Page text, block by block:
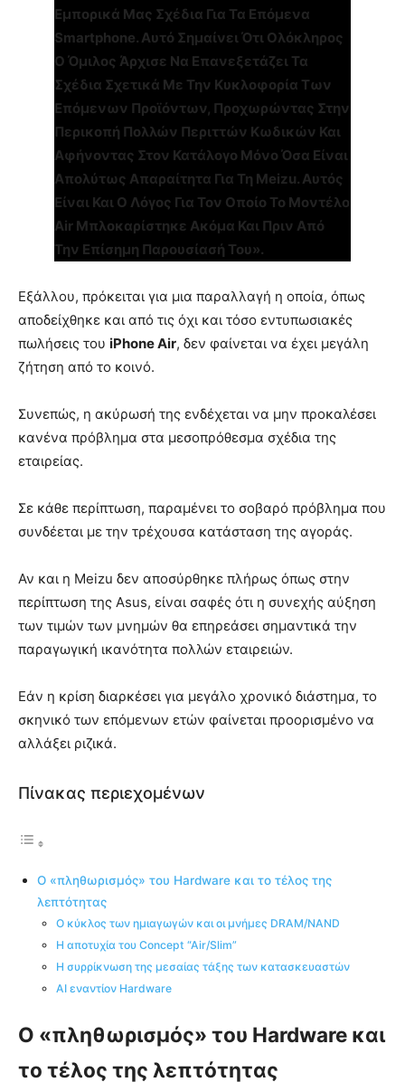
Εμπορικά Μας Σχέδια Για Τα Επόμενα
Smartphone. Αυτό Σημαίνει Ότι Ολόκληρος
Ο Όμιλος Άρχισε Να Επανεξετάζει Τα
Σχέδια Σχετικά Με Την Κυκλοφορία Των
Επόμενων Προϊόντων, Προχωρώντας Στην
Περικοπή Πολλών Περιττών Κωδικών Και
Αφήνοντας Στον Κατάλογο Μόνο Όσα Είναι
Απολύτως Απαραίτητα Για Τη Meizu. Αυτός
Είναι Και Ο Λόγος Για Τον Οποίο Το Μοντέλο
Air Μπλοκαρίστηκε Ακόμα Και Πριν Από
Την Επίσημη Παρουσίασή Του».
Εξάλλου, πρόκειται για μια παραλλαγή η οποία, όπως
αποδείχθηκε και από τις όχι και τόσο εντυπωσιακές
πωλήσεις του iPhone Air, δεν φαίνεται να έχει μεγάλη
ζήτηση από το κοινό.
Συνεπώς, η ακύρωσή της ενδέχεται να μην προκαλέσει
κανένα πρόβλημα στα μεσοπρόθεσμα σχέδια της
εταιρείας.
Σε κάθε περίπτωση, παραμένει το σοβαρό πρόβλημα που
συνδέεται με την τρέχουσα κατάσταση της αγοράς.
Αν και η Meizu δεν αποσύρθηκε πλήρως όπως στην
περίπτωση της Asus, είναι σαφές ότι η συνεχής αύξηση
των τιμών των μνημών θα επηρεάσει σημαντικά την
παραγωγική ικανότητα πολλών εταιρειών.
Εάν η κρίση διαρκέσει για μεγάλο χρονικό διάστημα, το
σκηνικό των επόμενων ετών φαίνεται προορισμένο να
αλλάξει ριζικά.
Πίνακας περιεχομένων
Ο «πληθωρισμός» του Hardware και το τέλος της
λεπτότητας
Ο κύκλος των ημιαγωγών και οι μνήμες DRAM/NAND
Η αποτυχία του Concept “Air/Slim”
Η συρρίκνωση της μεσαίας τάξης των κατασκευαστών
AI εναντίον Hardware
Ο «πληθωρισμός» του Hardware και
το τέλος της λεπτότητας